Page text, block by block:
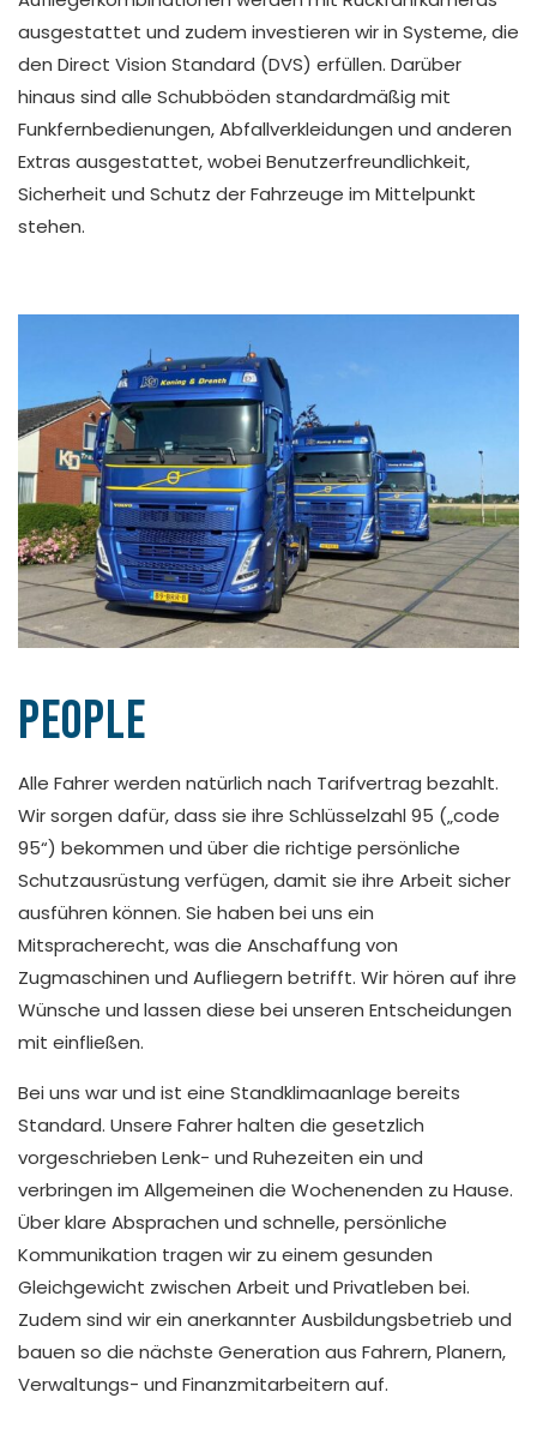
ausgestattet und zudem investieren wir in Systeme, die
den Direct Vision Standard (DVS) erfüllen. Darüber
hinaus sind alle Schubböden standardmäßig mit
Funkfernbedienungen, Abfallverkleidungen und anderen
Extras ausgestattet, wobei Benutzerfreundlichkeit,
Sicherheit und Schutz der Fahrzeuge im Mittelpunkt
stehen.
People
Alle Fahrer werden natürlich nach Tarifvertrag bezahlt.
Wir sorgen dafür, dass sie ihre Schlüsselzahl 95 („code
95“) bekommen und über die richtige persönliche
Schutzausrüstung verfügen, damit sie ihre Arbeit sicher
ausführen können. Sie haben bei uns ein
Mitspracherecht, was die Anschaffung von
Zugmaschinen und Aufliegern betrifft. Wir hören auf ihre
Wünsche und lassen diese bei unseren Entscheidungen
mit einfließen.
Bei uns war und ist eine Standklimaanlage bereits
Standard. Unsere Fahrer halten die gesetzlich
vorgeschrieben Lenk- und Ruhezeiten ein und
verbringen im Allgemeinen die Wochenenden zu Hause.
Über klare Absprachen und schnelle, persönliche
Kommunikation tragen wir zu einem gesunden
Gleichgewicht zwischen Arbeit und Privatleben bei.
Zudem sind wir ein anerkannter Ausbildungsbetrieb und
bauen so die nächste Generation aus Fahrern, Planern,
Verwaltungs- und Finanzmitarbeitern auf.